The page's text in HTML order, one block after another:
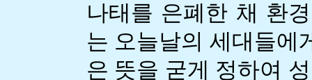
나태를 은폐한 채 환
는 오늘날의 세대들에
은 뜻을 굳게 정하여